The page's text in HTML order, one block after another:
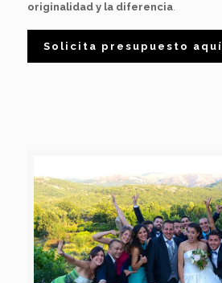
originalidad y la diferencia.
Solicita presupuesto aquí